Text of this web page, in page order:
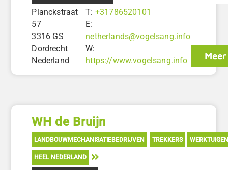
Planckstraat
57
3316 GS
Dordrecht
Nederland
T: +31786520101
E:
netherlands@vogelsang.info
W:
https://www.vogelsang.info
WH de Bruijn
LANDBOUWMECHANISATIEBEDRIJVEN TREKKERS WERKTUIGEN
HEEL NEDERLAND